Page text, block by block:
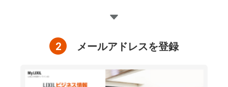
2 メールアドレスを登録